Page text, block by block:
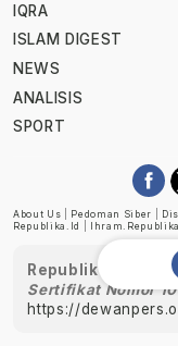
IQRA
ISLAM DIGEST
NEWS
ANALISIS
SPORT
About Us Pedoman Siber
Republika.id
Republika telah
Sertifikat Nomor
https://